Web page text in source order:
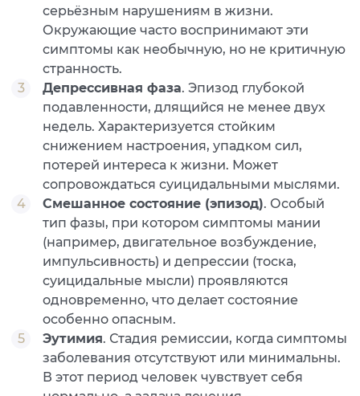
серьёзным нарушениям в жизни.
Окружающие часто воспринимают эти
симптомы как необычную, но не критичную
странность.
Депрессивная фаза. Эпизод глубокой
подавленности, длящийся не менее двух
недель. Характеризуется стойким
снижением настроения, упадком сил,
потерей интереса к жизни. Может
сопровождаться суицидальными мыслями.
Смешанное состояние (эпизод). Особый
тип фазы, при котором симптомы мании
(например, двигательное возбуждение,
импульсивность) и депрессии (тоска,
суицидальные мысли) проявляются
одновременно, что делает состояние
особенно опасным.
Эутимия. Стадия ремиссии, когда симптомы
заболевания отсутствуют или минимальны.
В этот период человек чувствует себя